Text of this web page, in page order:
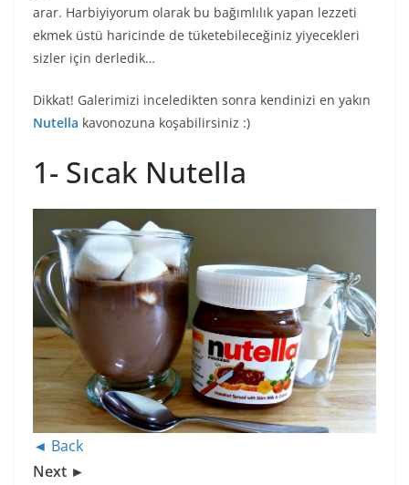
arar. Harbiyiyorum olarak bu bağımlılık yapan lezzeti
ekmek üstü haricinde de tüketebileceğiniz yiyecekleri
sizler için derledik…
Dikkat! Galerimizi inceledikten sonra kendinizi en yakın
Nutella kavonozuna koşabilirsiniz :)
1- Sıcak Nutella
◄ Back
Next ►